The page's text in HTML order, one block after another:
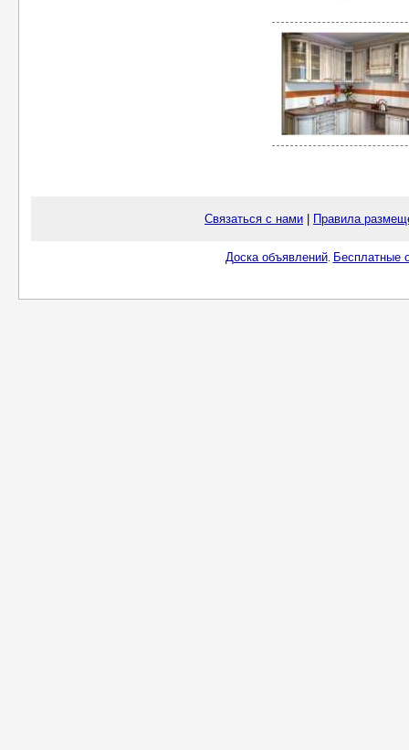
Связаться с нами Правила
Доска объявлений. Бесплатные